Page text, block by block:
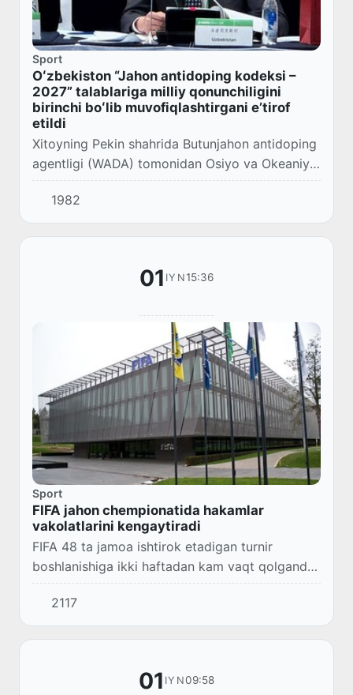
Sport
Oʻzbekiston “Jahon antidoping kodeksi –
2027” talablariga milliy qonunchiligini
birinchi boʻlib muvofiqlashtirgani eʼtirof
etildi
Xitoyning Pekin shahrida Butunjahon antidoping
agentligi (WADA) tomonidan Osiyo va Okeaniya
mintaqasida sportda dopingga qarshi kurashish
boʻyicha XXI Hukumatlararo vazirlar yigʻil...
1982
01 IYN15:36
Sport
FIFA jahon chempionatida hakamlar
vakolatlarini kengaytiradi
FIFA 48 ta jamoa ishtirok etadigan turnir
boshlanishiga ikki haftadan kam vaqt qolganda
hakamlar uchun asosiy ko‘rsatmalarni e’lon qildi,
deb xabar berdi Associated Press.
2117
01 IYN09:58